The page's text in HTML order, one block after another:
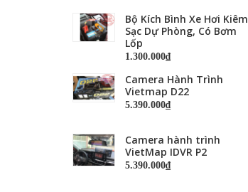
Bộ Kích Bình Xe Hơi Kiêm
Sạc Dự Phòng, Có Bơm
Lốp
1.300.000₫
Camera Hành Trình
Vietmap D22
5.390.000₫
Camera hành trình
VietMap IDVR P2
5.390.000₫